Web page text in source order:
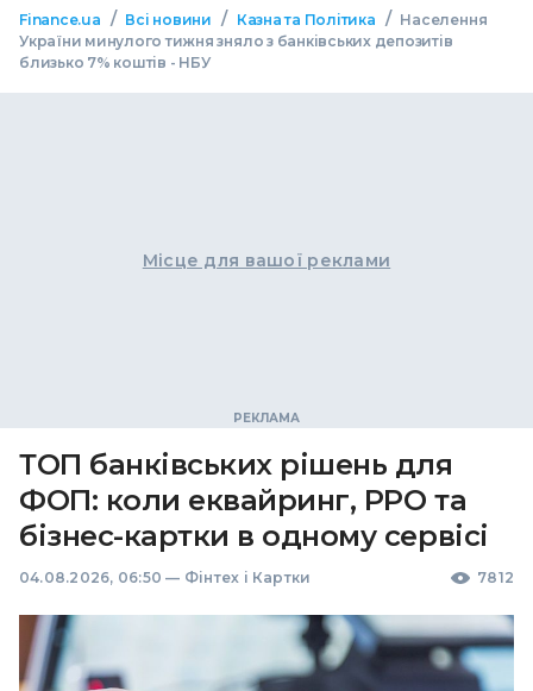
Finance.ua / Всі новини / Казна та Політика / Населення
України минулого тижня зняло з банківських депозитів
близько 7% коштів - НБУ
Місце для вашої реклами
ТОП банківських рішень для
ФОП: коли еквайринг, РРО та
бізнес-картки в одному сервісі
04.08.2026, 06:50 — Фінтех і Картки 7812